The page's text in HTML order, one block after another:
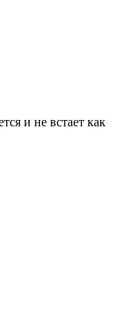
и не встает как